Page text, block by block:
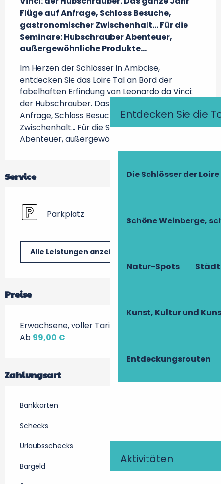
Entdecken Sie die
Die Schlösser der Loire
Schöne Weinberge,
Natur-Spots
Kunst, Kultur und
Entdeckungsrouten
Aktivitäten
Flüge auf Anfrage, Schloss Besuche,
gastronomischer Zwischenhalt… Für die
Seminare: Hubschrauber Abenteuer,
außergewöhnliche Produkte…
Im Herzen der Schlösser in Amboise,
entdecken Sie das Loire Tal an Bord der
fabelhaften Erfindung von Leonardo da Vinci:
der Hubschrauber. Das ganze Jahr Flüge auf
Anfrage, Schloss Besuche, gastronomischer
Zwischenhalt… Für die Seminare: Hubschrauber
Abenteuer, außergewöhnliche Produkte…
Service
Parkplatz
Alle Leistungen anzeigen
Preise
Erwachsene, voller Tarif
Ab 99,00 €
Zahlungsart
Bankkarten
Schecks
Urlaubsschecks
Bargeld